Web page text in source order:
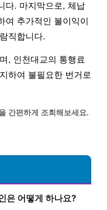
다. 마지막으로, 체납
여 추가적인 불이익이
직합니다.
, 인천대교의 통행료
하여 불필요한 번거로
간편하게 조회해보세요.
은 어떻게 하나요?